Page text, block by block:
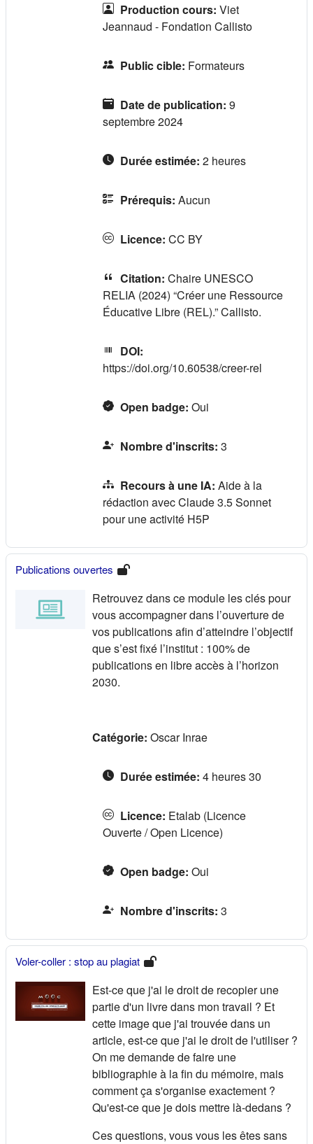
Production cours: Viet
Jeannaud - Fondation Callisto
Public cible: Formateurs
Date de publication: 9
septembre 2024
Durée estimée: 2 heures
Prérequis: Aucun
Licence: CC BY
Citation: Chaire UNESCO
RELIA (2024) “Créer une Ressource
Éducative Libre (REL).” Callisto.
DOI:
https://doi.org/10.60538/creer-rel
Open badge: Oui
Nombre d'inscrits: 3
Recours à une IA: Aide à la
rédaction avec Claude 3.5 Sonnet
pour une activité H5P
Publications ouvertes
Retrouvez dans ce module les clés pour
vous accompagner dans l’ouverture de
vos publications afin d’atteindre l’objectif
que s’est fixé l’institut : 100% de
publications en libre accès à l’horizon
2030.
Catégorie: Oscar Inrae
Durée estimée: 4 heures 30
Licence: Etalab (Licence
Ouverte / Open Licence)
Open badge: Oui
Nombre d'inscrits: 3
Voler-coller : stop au plagiat
Est-ce que j'ai le droit de recopier une
partie d'un livre dans mon travail ? Et
cette image que j'ai trouvée dans un
article, est-ce que j'ai le droit de l'utiliser ?
On me demande de faire une
bibliographie à la fin du mémoire, mais
comment ça s'organise exactement ?
Qu'est-ce que je dois mettre là-dedans ?
Ces questions, vous vous les êtes sans